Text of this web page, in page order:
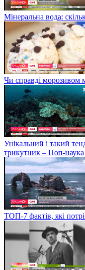
Мінеральна вода:
Чи справді морозивом
Унікальний і такий
трикутник – Поп-наука
ТОП-7 фактів, які